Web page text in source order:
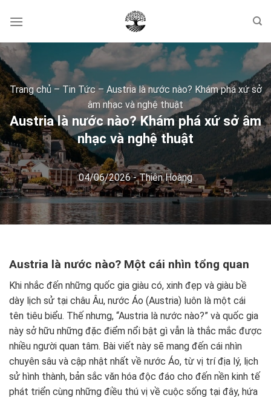
Trang chủ– Tin Tức– Austria là nước nào? Khám phá xứ sở
âm nhạc và nghệ thuật
Austria là nước nào? Khám phá xứ sở âm
nhạc và nghệ thuật
04/06/2026-Thiên Hoàng
Austria là nước nào? Một cái nhìn tổng quan
Khi nhắc đến những quốc gia giàu có, xinh đẹp và giàu bề
dày lịch sử tại châu Âu, nước Áo (Austria) luôn là một cái
tên tiêu biểu. Thế nhưng, “Austria là nước nào?” và quốc gia
này sở hữu những đặc điểm nổi bật gì vẫn là thắc mắc được
nhiều người quan tâm. Bài viết này sẽ mang đến cái nhìn
chuyên sâu và cập nhật nhất về nước Áo, từ vị trí địa lý, lịch
sử hình thành, bản sắc văn hóa độc đáo cho đến nền kinh tế
phát triển cùng những điều thú vị về cuộc sống tại đây, hứa